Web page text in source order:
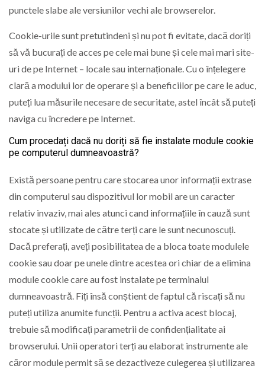
punctele slabe ale versiunilor vechi ale browserelor.
Cookie-urile sunt pretutindeni și nu pot fi evitate, dacă doriți
să vă bucurați de acces pe cele mai bune și cele mai mari site-
uri de pe Internet – locale sau internaționale. Cu o înțelegere
clară a modului lor de operare și a beneficiilor pe care le aduc,
puteți lua măsurile necesare de securitate, astel încât să puteți
naviga cu încredere pe Internet.
Cum procedați dacă nu doriți să fie instalate module cookie
pe computerul dumneavoastră?
Există persoane pentru care stocarea unor informații extrase
din computerul sau dispozitivul lor mobil are un caracter
relativ invaziv, mai ales atunci cand informațiile în cauză sunt
stocate și utilizate de către terți care le sunt necunoscuți.
Dacă preferați, aveți posibilitatea de a bloca toate modulele
cookie sau doar pe unele dintre acestea ori chiar de a elimina
module cookie care au fost instalate pe terminalul
dumneavoastră. Fiți însă conștient de faptul că riscați să nu
puteți utiliza anumite funcții. Pentru a activa acest blocaj,
trebuie să modificați parametrii de confidențialitate ai
browserului. Unii operatori terți au elaborat instrumente ale
căror module permit să se dezactiveze culegerea și utilizarea